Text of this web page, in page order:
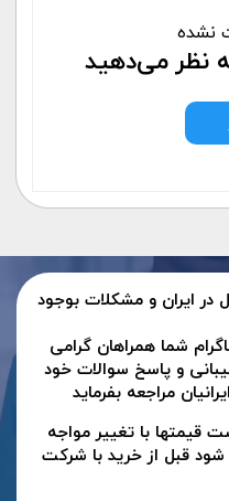
نشده
نظر می‌دهید
در ایران و مشکلات بوجود
شما همراهان گرامی
و پاسخ سوالات خود
مراجعه بفرماید
قیمتها با تغییر مواجه
قبل از خرید با شرکت